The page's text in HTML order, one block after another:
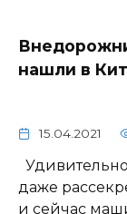
нашли в
15.04.2021
даже
и сейчас